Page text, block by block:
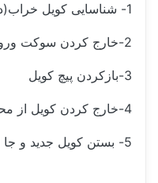
1- شناسایی کویل خراب(در مدل تکی) با استفاده گزارش تست موتور
2-خارج کردن سوکت ورودی برق کویل
3-بازکردن پیچ کویل
4-خارج کردن کویل از محل خود
5- بستن کویل جدید و جا انداختن سوکت آن